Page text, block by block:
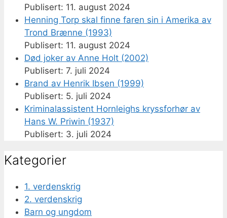
11. august 2024
Henning Torp skal finne faren sin i Amerika av
Trond Brænne (1993)
11. august 2024
Død joker av Anne Holt (2002)
7. juli 2024
Brand av Henrik Ibsen (1999)
5. juli 2024
Kriminalassistent Hornleighs kryssforhør av
Hans W. Priwin (1937)
3. juli 2024
Kategorier
1. verdenskrig
2. verdenskrig
Barn og ungdom